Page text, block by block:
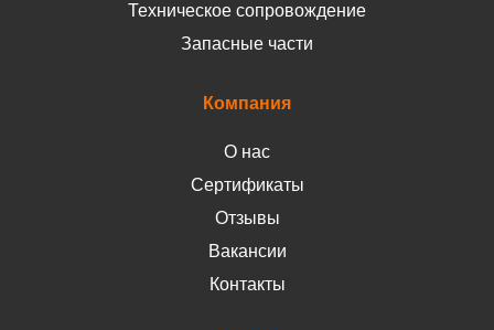
Техническое сопровождение
Запасные части
Компания
О нас
Сертификаты
Отзывы
Вакансии
Контакты